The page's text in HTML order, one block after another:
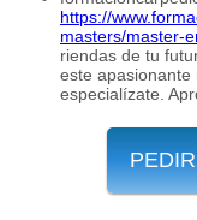
https://
masters/master-
riendas de tu
este
especialízate.